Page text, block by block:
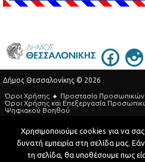
Δήμος Θεσσαλονίκης © 2026
Όροι Χρήσης
Προστασία
Όροι Xρήσης και Eπεξεργασία
Ψηφιακού Βοηθού
Τηλεφωνικός Κατάλογος
Developed by MyCompany
Χρησιμοποιούμε cookies για να
δυνατή εμπειρία στη σελίδα μας.
τη σελίδα, θα υποθέσουμε πως